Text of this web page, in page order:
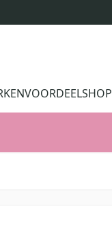
VOORDEELSHOP